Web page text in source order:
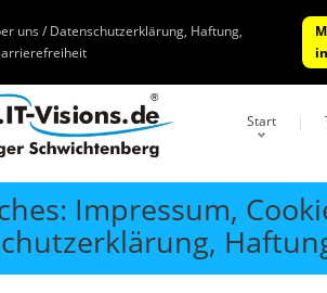
uns / Datenschutzerklärung, Haftung,
Start
Impressum,